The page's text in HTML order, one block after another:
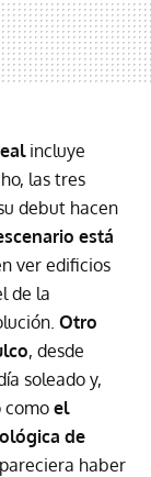
incluye
las tres
debut hacen
está
ver edificios
de la
Otro
, desde
soleado y,
como el
de
haber